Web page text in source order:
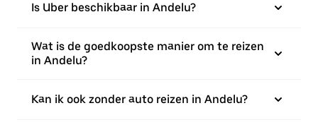
Is Uber beschikbaar in Andelu?
Wat is de goedkoopste manier om te reizen
in Andelu?
Kan ik ook zonder auto reizen in Andelu?